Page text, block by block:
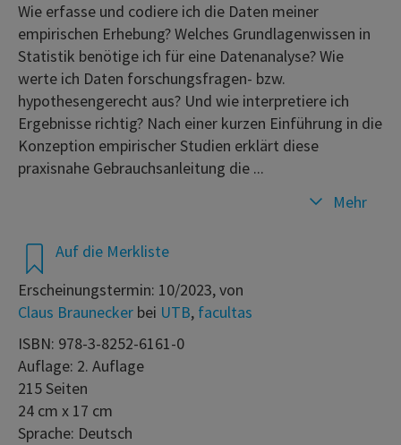
Auf die Merkliste
Erscheinungstermin: 10/2023, von
Claus Braunecker bei UTB, facultas
ISBN: 978-3-8252-6161-0
Auflage: 2. Auflage
215 Seiten
24 cm x 17 cm
Sprache: Deutsch
Wie erfasse und codiere ich die Daten meiner
empirischen Erhebung? Welches Grundlagenwissen in
Statistik benötige ich für eine Datenanalyse? Wie
werte ich Daten forschungsfragen- bzw.
hypothesengerecht aus? Und wie interpretiere ich
Ergebnisse richtig? Nach einer kurzen Einführung in die
Konzeption empirischer Studien erklärt diese
praxisnahe Gebrauchsanleitung die ...
Mehr